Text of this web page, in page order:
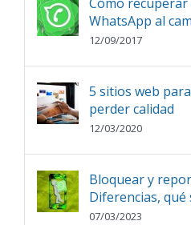
WhatsApp al
12/09/2017
5 sitios web
perder calidad
12/03/2020
Bloquear y
Diferencias,
07/03/2023